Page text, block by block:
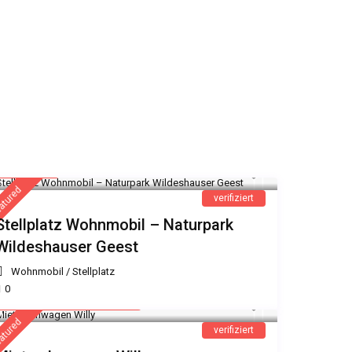
verifiziert
Wohnmobil – Naturpark
Geest
Wohnmobil / Stellplatz
0
verifiziert